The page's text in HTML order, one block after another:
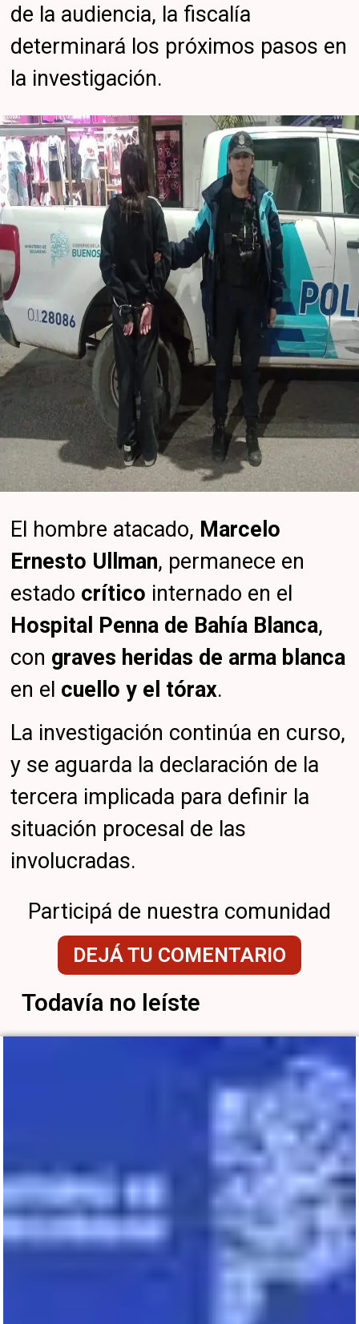
de la audiencia, la fiscalía
determinará los próximos pasos en
la investigación.
El hombre atacado, Marcelo
Ernesto Ullman, permanece en
estado crítico internado en el
Hospital Penna de Bahía Blanca,
con graves heridas de arma blanca
en el cuello y el tórax.
La investigación continúa en curso,
y se aguarda la declaración de la
tercera implicada para definir la
situación procesal de las
involucradas.
Participá de nuestra comunidad
DEJÁ TU COMENTARIO
Todavía no leíste